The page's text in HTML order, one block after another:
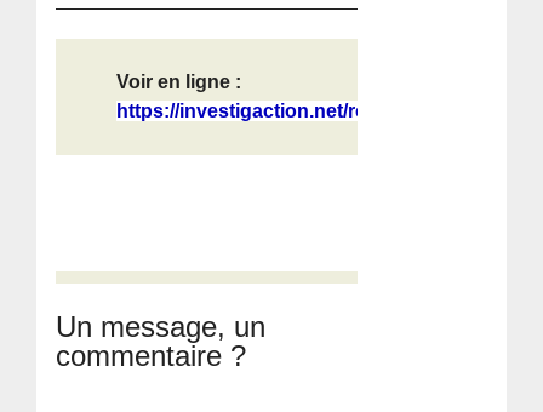
Voir en ligne :
https://investigaction.net/redeploi...
Un message, un
commentaire ?